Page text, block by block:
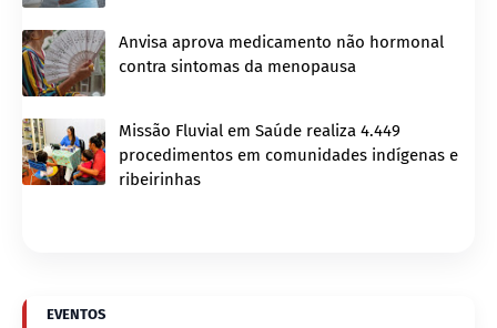
Anvisa aprova medicamento não hormonal
contra sintomas da menopausa
Missão Fluvial em Saúde realiza 4.449
procedimentos em comunidades indígenas e
ribeirinhas
EVENTOS